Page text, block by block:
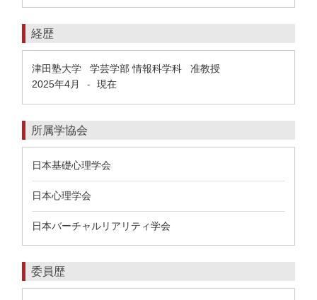
経歴
津田塾大学 学芸学部 情報科学科 准教授
2025年4月
- 現在
所属学協会
日本基礎心理学会
日本心理学会
日本バーチャルリアリティ学会
委員歴